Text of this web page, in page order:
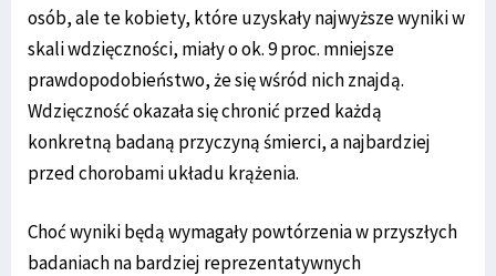
osób, ale te kobiety, które uzyskały najwyższe wyniki w
skali wdzięczności, miały o ok. 9 proc. mniejsze
prawdopodobieństwo, że się wśród nich znajdą.
Wdzięczność okazała się chronić przed każdą
konkretną badaną przyczyną śmierci, a najbardziej
przed chorobami układu krążenia.
Choć wyniki będą wymagały powtórzenia w przyszłych
badaniach na bardziej reprezentatywnych